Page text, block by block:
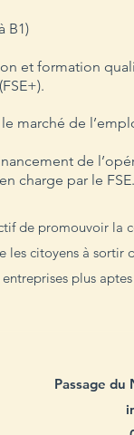
B1)
et formation
marché de
de
charge par le FSE.
de promouvoir la
citoyens à sortir
plus
Passage du